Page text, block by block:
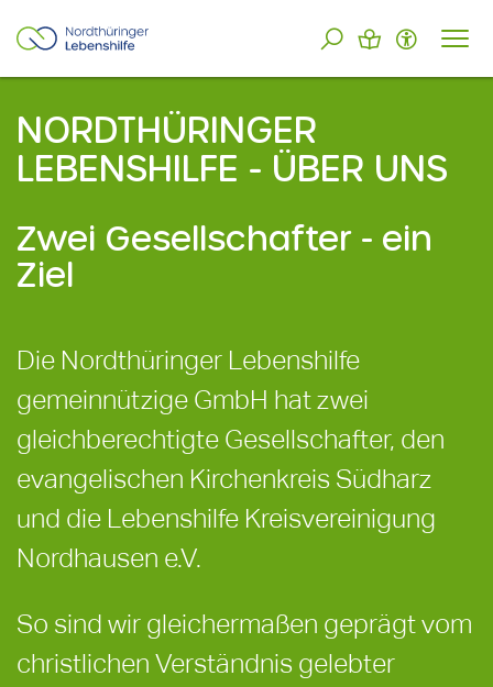
NORDTHÜRINGER
LEBENSHILFE - ÜBER UNS
Zwei Gesellschafter - ein
Ziel
Die Nordthüringer Lebenshilfe
gemeinnützige GmbH hat zwei
gleichberechtigte Gesellschafter, den
evangelischen Kirchenkreis Südharz
und die Lebenshilfe Kreisvereinigung
Nordhausen e.V.
So sind wir gleichermaßen geprägt vom
christlichen Verständnis gelebter